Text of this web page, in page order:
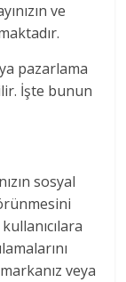
ve
pazarlama
İşte bunun
sosyal
veya